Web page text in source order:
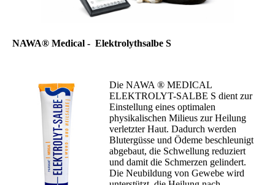
NAWA® Medical - Elektrolythsalbe S
Die NAWA ® MEDICAL
ELEKTROLYT-SALBE S dient zur
Einstellung eines optimalen
physikalischen Milieus zur Heilung
verletzter Haut. Dadurch werden
Blutergüsse und Ödeme beschleunigt
abgebaut, die Schwellung reduziert
und damit die Schmerzen gelindert.
Die Neubildung von Gewebe wird